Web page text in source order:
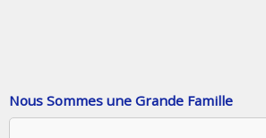
Nous Sommes une Grande Famille